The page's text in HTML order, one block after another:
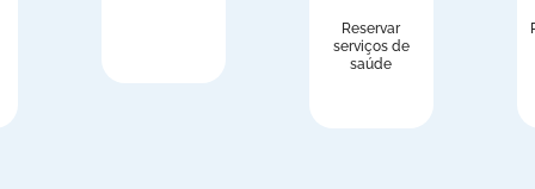
Reservar
serviços de
saúde